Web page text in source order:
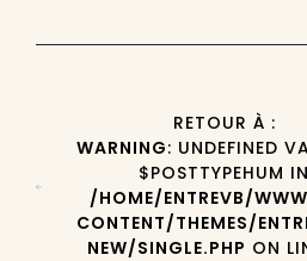
RETOUR À :
WARNING: UNDEFINED
$POSTTYPEHUM IN
/HOME/ENTREVB/
CONTENT/THEMES/
NEW/SINGLE.PHP ON